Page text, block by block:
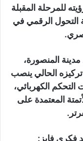
للمرحلة المقبلة
الرقمي في
المنصورة،
2004) إلى أن تركيزه الحالي ينصب
الكهربائي،
المعتمدة على
فكري فايز: